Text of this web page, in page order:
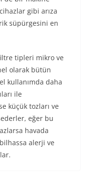
gibi arıza
süpürgesini en
tipleri mikro ve
olarak bütün
kullanımda daha
ile
küçük tozları ve
eğer bu
havada
alerji ve